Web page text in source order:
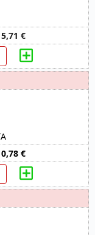
5,71 €
0,78 €